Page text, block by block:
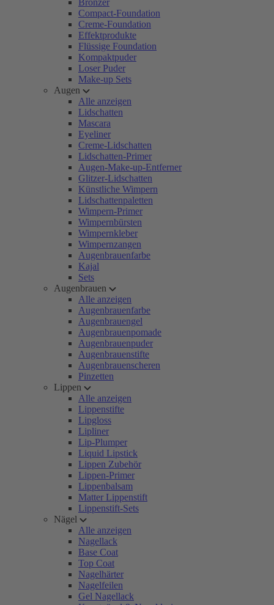
Bronzer
Compact-Foundation
Creme-Foundation
Effektprodukte
Flüssige Foundation
Kompaktpuder
Loser Puder
Make-up Sets
Augen
Alle anzeigen
Lidschatten
Mascara
Eyeliner
Creme-Lidschatten
Lidschatten-Primer
Augen-Make-up-Entferner
Glitzer-Lidschatten
Künstliche Wimpern
Lidschattenpaletten
Wimpern-Primer
Wimpernbürsten
Wimpernkleber
Wimpernzangen
Augenbrauenfarbe
Kajal
Sets
Augenbrauen
Alle anzeigen
Augenbrauenfarbe
Augenbrauengel
Augenbrauenpomade
Augenbrauenpuder
Augenbrauenstifte
Augenbrauenscheren
Pinzetten
Lippen
Alle anzeigen
Lippenstifte
Lipgloss
Lipliner
Lip-Plumper
Liquid Lipstick
Lippen Zubehör
Lippen-Primer
Lippenbalsam
Matter Lippenstift
Lippenstift-Sets
Nägel
Alle anzeigen
Nagellack
Base Coat
Top Coat
Nagelhärter
Nagelfeilen
Gel Nagellack